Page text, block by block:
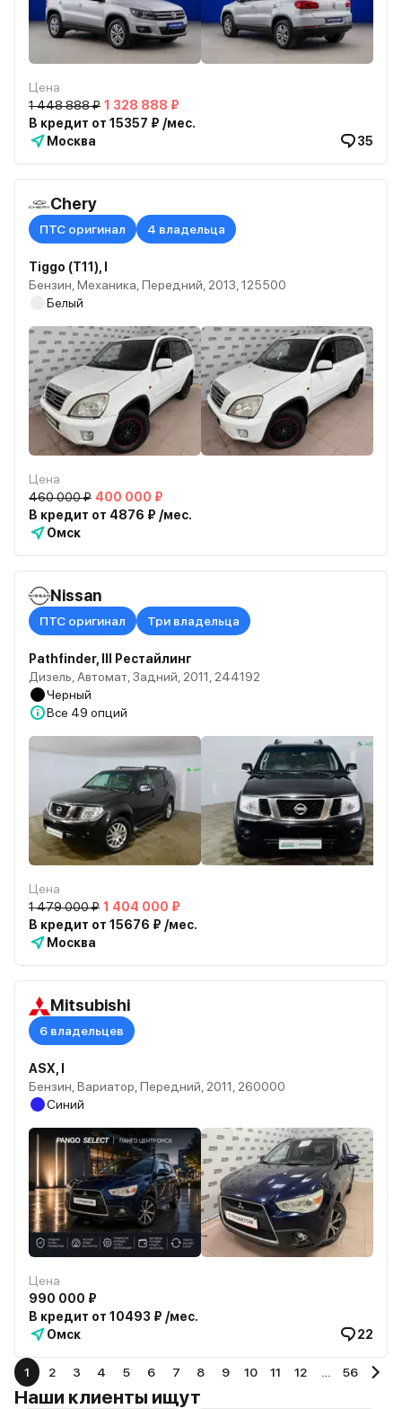
Цена
1 448 888 ₽ 1 328 888 ₽
В кредит от 15357 ₽ /мес.
Москва
35
Chery
ПТС оригинал 4 владельца
Tiggo (T11), I
Бензин, Механика, Передний, 2013, 125500
Белый
Цена
460 000 ₽ 400 000 ₽
В кредит от 4876 ₽ /мес.
Омск
Nissan
ПТС оригинал Три владельца
Pathfinder, III Рестайлинг
Дизель, Автомат, Задний, 2011, 244192
Черный
Все 49 опций
Цена
1 479 000 ₽ 1 404 000 ₽
В кредит от 15676 ₽ /мес.
Москва
Mitsubishi
6 владельцев
ASX, I
Бензин, Вариатор, Передний, 2011, 260000
Синий
Цена
990 000 ₽
В кредит от 10493 ₽ /мес.
Омск
22
1 2 3 4 5 6 7 8 9 10 11 12 56
Наши клиенты ищут